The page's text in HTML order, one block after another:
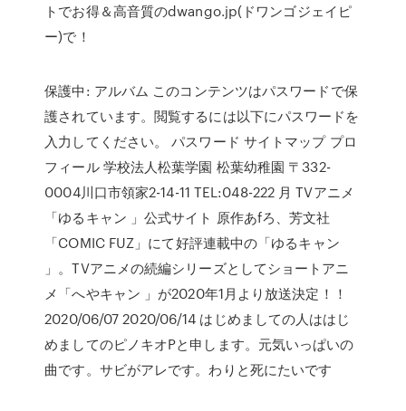
トでお得＆高音質のdwango.jp(ドワンゴジェイピ
ー)で！
保護中: アルバム このコンテンツはパスワードで保
護されています。閲覧するには以下にパスワードを
入力してください。 パスワード サイトマップ プロ
フィール 学校法人松葉学園 松葉幼稚園 〒332-
0004川口市領家2-14-11 TEL:048-222 月 TVアニメ
「ゆるキャン 」公式サイト 原作あfろ、芳文社
「COMIC FUZ」にて好評連載中の「ゆるキャン
」。TVアニメの続編シリーズとしてショートアニ
メ「へやキャン 」が2020年1月より放送決定！！
2020/06/07 2020/06/14 はじめましての人ははじ
めましてのピノキオPと申します。元気いっぱいの
曲です。サビがアレです。わりと死にたいです